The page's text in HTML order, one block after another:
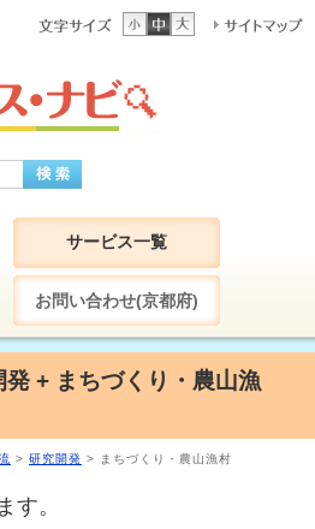
サービス一覧
お問い合わせ(京都府)
+ まちづくり・農山漁
> 研究開発 > まちづくり・農山漁村
す。